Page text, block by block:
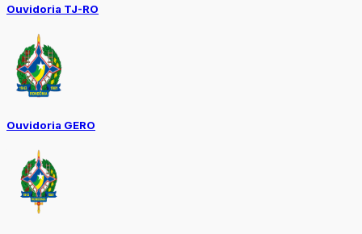
Ouvidoria TJ-RO
Ouvidoria GERO